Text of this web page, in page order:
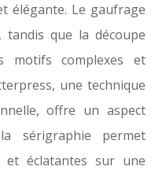
élégante. Le gaufrage
que la découpe
motifs complexes et
une technique
offre un aspect
sérigraphie permet
et éclatantes sur une